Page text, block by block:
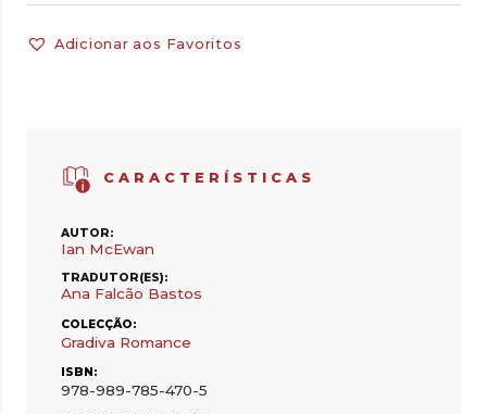
CARACTERÍSTICAS
AUTOR:
Ian McEwan
TRADUTOR(ES):
Ana Falcão Bastos
COLECÇÃO:
Gradiva Romance
ISBN:
978-989-785-470-5
Adicionar aos Favoritos